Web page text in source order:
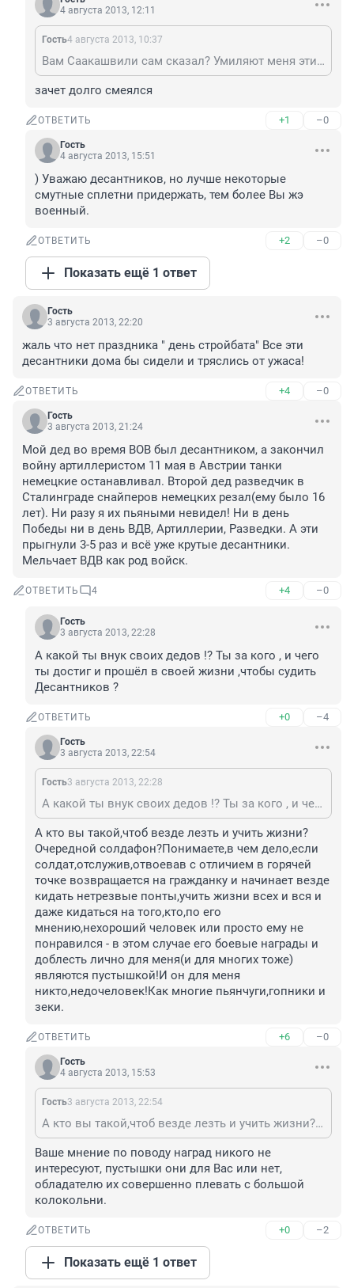
4 августа 2013, 12:11
Гость4 августа 2013, 10:37
Вам Саакашвили сам сказал? Умиляют меня эти армейские байки... Я вот слышаь, что Саакашвили струхнул, когда узнал, что в сторону Грузии направились ПЕШКОМ строительно-инженерные войска с лопатами и кирпичами в руках, намереваясь построить вокруг Грузии забор высотой 6 метров.
зачет долго смеялся
ОТВЕТИТЬ +1 –0
Гость
4 августа 2013, 15:51
) Уважаю десантников, но лучше некоторые
смутные сплетни придержать, тем более Вы жэ
военный.
ОТВЕТИТЬ +2 –0
Показать ещё 1 ответ
Гость
3 августа 2013, 22:20
жаль что нет праздника " день стройбата" Все эти
десантники дома бы сидели и тряслись от ужаса!
ОТВЕТИТЬ +4 –0
Гость
3 августа 2013, 21:24
Мой дед во время ВОВ был десантником, а закончил
войну артиллеристом 11 мая в Австрии танки
немецкие останавливал. Второй дед разведчик в
Сталинграде снайперов немецких резал(ему было 16
лет). Ни разу я их пьяными невидел! Ни в день
Победы ни в день ВДВ, Артиллерии, Разведки. А эти
прыгнули 3-5 раз и всё уже крутые десантники.
Мельчает ВДВ как род войск.
ОТВЕТИТЬ 4 +4 –0
Гость
3 августа 2013, 22:28
А какой ты внук своих дедов !? Ты за кого , и чего
ты достиг и прошёл в своей жизни ,чтобы судить
Десантников ?
ОТВЕТИТЬ +0 –4
Гость
3 августа 2013, 22:54
Гость3 августа 2013, 22:28
А какой ты внук своих дедов !? Ты за кого , и чего ты достиг и прошёл в своей жизни ,чтобы судить Десантников ?
А кто вы такой,чтоб везде лезть и учить жизни?
Очередной солдафон?Понимаете,в чем дело,если
солдат,отслужив,отвоевав с отличием в горячей
точке возвращается на гражданку и начинает везде
кидать нетрезвые понты,учить жизни всех и вся и
даже кидаться на того,кто,по его
мнению,нехороший человек или просто ему не
понравился - в этом случае его боевые награды и
доблесть лично для меня(и для многих тоже)
являются пустышкой!И он для меня
никто,недочеловек!Как многие пьянчуги,гопники и
зеки.
ОТВЕТИТЬ +6 –0
Гость
4 августа 2013, 15:53
Гость3 августа 2013, 22:54
А кто вы такой,чтоб везде лезть и учить жизни?Очередной солдафон?Понимаете,в чем дело,если солдат,отслужив,отвоевав с отличием в горячей точке возвращается на гражданку и начинает везде кидать нетрезвые понты,учить жизни всех и вся и даже кидаться на того,кто,по его мнению,нехороший человек или просто ему не понравился - в этом случае его боевые награды и доблесть лично для меня(и для многих тоже) являются пустышкой!И он для меня никто,недочеловек!Как многие пьянчуги,гопники и зеки.
Ваше мнение по поводу наград никого не
интересуют, пустышки они для Вас или нет,
обладателю их совершенно плевать с большой
колокольни.
ОТВЕТИТЬ +0 –2
Показать ещё 1 ответ